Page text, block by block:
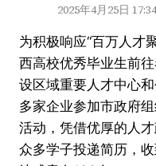
2025年4月25日 17:34
为积极响应“百万人才
西高校优秀毕业生前
设区域重要人才中心
多家企业参加市政府
活动，凭借优厚的人
众多学子投递简历，